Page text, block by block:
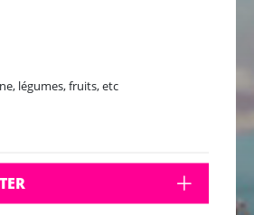
légumes, fruits, etc